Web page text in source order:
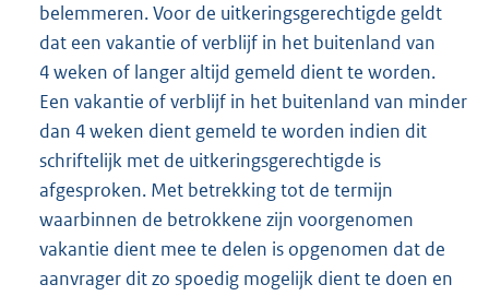
belemmeren. Voor de uitkeringsgerechtigde geldt
dat een vakantie of verblijf in het buitenland van
4 weken of langer altijd gemeld dient te worden.
Een vakantie of verblijf in het buitenland van minder
dan 4 weken dient gemeld te worden indien dit
schriftelijk met de uitkeringsgerechtigde is
afgesproken. Met betrekking tot de termijn
waarbinnen de betrokkene zijn voorgenomen
vakantie dient mee te delen is opgenomen dat de
aanvrager dit zo spoedig mogelijk dient te doen en